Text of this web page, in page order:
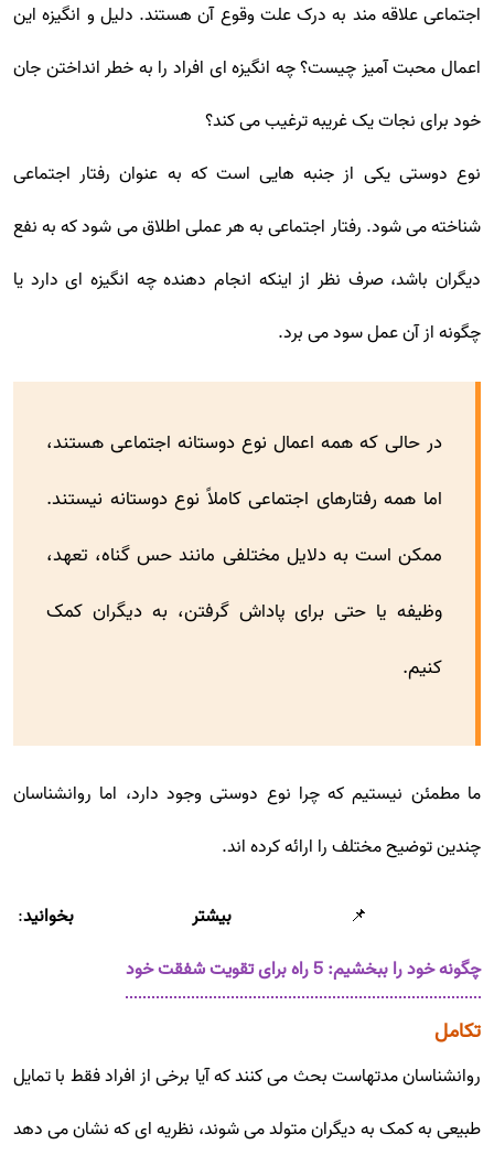
اجتماعی علاقه مند به درک علت وقوع آن هستند. دلیل و انگیزه این
اعمال محبت آمیز چیست؟ چه انگیزه ای افراد را به خطر انداختن جان
خود برای نجات یک غریبه ترغیب می کند؟
نوع دوستی یکی از جنبه هایی است که به عنوان رفتار اجتماعی
شناخته می شود. رفتار اجتماعی به هر عملی اطلاق می شود که به نفع
دیگران باشد، صرف نظر از اینکه انجام دهنده چه انگیزه ای دارد یا
چگونه از آن عمل سود می برد.
در حالی که همه اعمال نوع دوستانه اجتماعی هستند،
اما همه رفتارهای اجتماعی کاملاً نوع دوستانه نیستند.
ممکن است به دلایل مختلفی مانند حس گناه، تعهد،
وظیفه یا حتی برای پاداش گرفتن، به دیگران کمک
کنیم.
ما مطمئن نیستیم که چرا نوع دوستی وجود دارد، اما روانشناسان
چندین توضیح مختلف را ارائه کرده اند.
📌 بیشتر بخوانید:
چگونه خود را ببخشیم: 5 راه برای تقویت شفقت خود
تکامل
روانشناسان مدتهاست بحث می کنند که آیا برخی از افراد فقط با تمایل
طبیعی به کمک به دیگران متولد می شوند، نظریه ای که نشان می دهد